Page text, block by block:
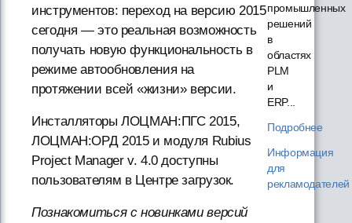
инструментов: переход на версию 2015
сегодня — это реальная возможность
получать новую функциональность в
режиме автообновления на
протяжении всей «жизни» версии.
Инсталляторы ЛОЦМАН:ПГС 2015,
ЛОЦМАН:ОРД 2015 и модуля Rubius
Project Manager v. 4.0 доступны
пользователям в Центре загрузок.
Познакомиться с новинками версий
промышленных
решений
в
областях
PLM
и
ERP...
Подробнее
Информация
для
рекламодателей